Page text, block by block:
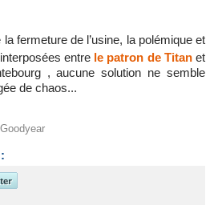
la fermeture de l’usine, la polémique et
entre le patron de Titanet
, aucune solution ne semble
de chaos...
Goodyear